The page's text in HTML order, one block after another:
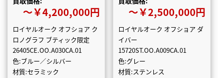
〜￥4,200,000円
ロイヤルオーク オフショア ク
ロノグラフ ブティック限定
26405CE.OO.A030CA.01
色:ブルー／シルバー
材質:セラミック
〜￥2,500,000円
ロイヤルオーク オフショア ダ
イバー
15720ST.OO.A009CA.01
色:グレー
材質:ステンレス